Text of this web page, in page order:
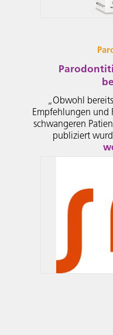
„Obwohl
Empfehlungen und
schwangeren
publiziert